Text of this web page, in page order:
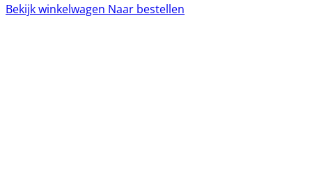
Bekijk winkelwagen Naar bestellen